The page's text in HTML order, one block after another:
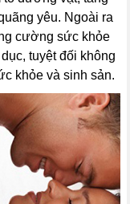
yêu. Ngoài ra
cường sức khỏe
tuyệt đối không
khỏe và sinh sản.